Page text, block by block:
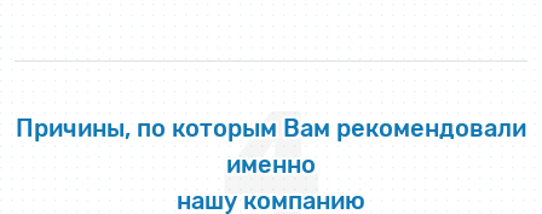
Причины, по которым Вам рекомендовали
именно
нашу компанию
4